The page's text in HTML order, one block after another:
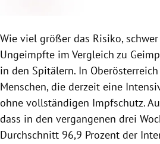
Wie viel größer das Risiko,
Ungeimpfte im Vergleich zu
in den Spitälern. In
Menschen, die derzeit eine
ohne vollständigen Impfschutz.
dass in den vergangenen drei
Durchschnitt 96,9 Prozent der